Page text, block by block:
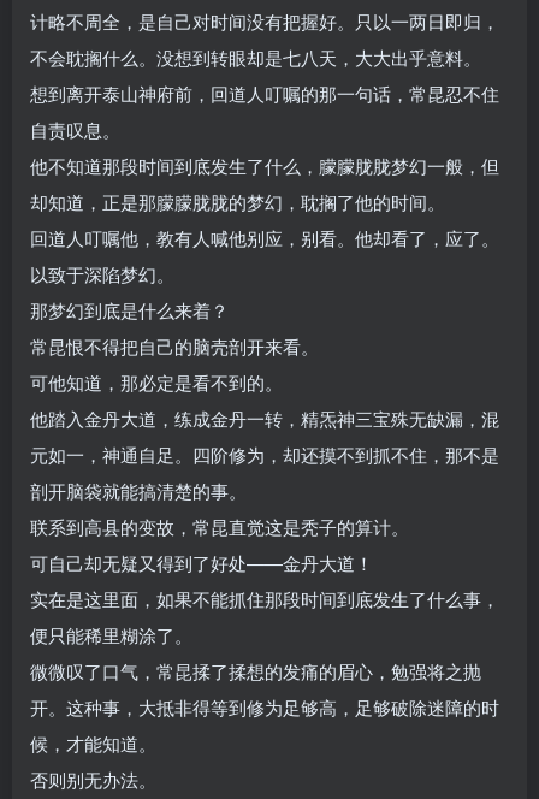
计略不周全，是自己对时间没有把握好。只以一两日即归，
不会耽搁什么。没想到转眼却是七八天，大大出乎意料。
想到离开泰山神府前，回道人叮嘱的那一句话，常昆忍不住
自责叹息。
他不知道那段时间到底发生了什么，朦朦胧胧梦幻一般，但
却知道，正是那朦朦胧胧的梦幻，耽搁了他的时间。
回道人叮嘱他，教有人喊他别应，别看。他却看了，应了。
以致于深陷梦幻。
那梦幻到底是什么来着？
常昆恨不得把自己的脑壳剖开来看。
可他知道，那必定是看不到的。
他踏入金丹大道，练成金丹一转，精炁神三宝殊无缺漏，混
元如一，神通自足。四阶修为，却还摸不到抓不住，那不是
剖开脑袋就能搞清楚的事。
联系到高县的变故，常昆直觉这是秃子的算计。
可自己却无疑又得到了好处——金丹大道！
实在是这里面，如果不能抓住那段时间到底发生了什么事，
便只能稀里糊涂了。
微微叹了口气，常昆揉了揉想的发痛的眉心，勉强将之抛
开。这种事，大抵非得等到修为足够高，足够破除迷障的时
候，才能知道。
否则别无办法。